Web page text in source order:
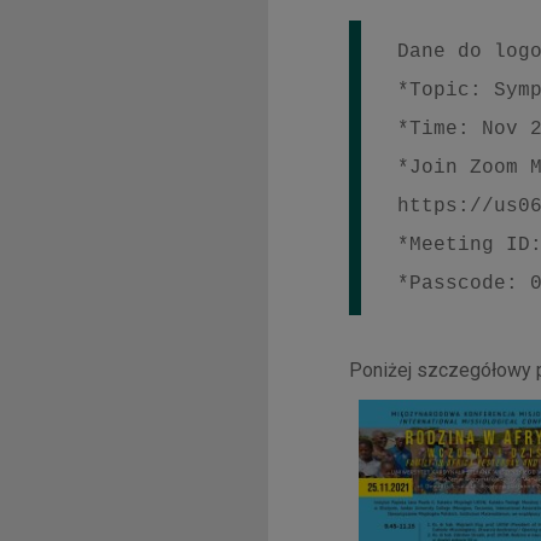
Dane do
*Topic:
*Time: Nov
*Join Zoom
https://
*Meeting
*Passcode:
Poniżej szczegółowy